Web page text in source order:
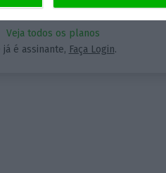
Veja todos os planos
já é assinante, Faça Login.
o outro lado da história.
forma de apoiar o ECO e os